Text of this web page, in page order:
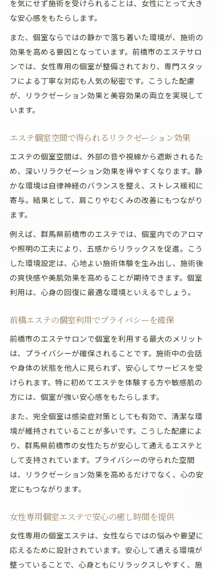
を気にせず施術を受けられることは、女性にとって大き
な安心感をもたらします。
また、個室ならではの静かで落ち着いた環境が、施術の
効果を高める要因となっています。前橋市のエステサロ
ンでは、女性専用の個室が整備されており、専門スタッ
フによる丁寧な対応も人気の秘密です。こうした配慮
が、リラクゼーション効果と美容効果の両立を実現して
います。
エステ個室空間で得られるリラクゼーション効果
エステの個室空間は、外部の音や視線から遮断されるた
め、深いリラクゼーション効果を得やすくなります。静
かな環境は自律神経のバランスを整え、ストレス緩和に
寄与。結果として、肩こりやむくみの改善にもつながり
ます。
例えば、群馬県前橋市のエステでは、個室内でのアロマ
や照明の工夫により、五感からリラックスを促進。こう
した環境設定は、心地よい施術体験を生み出し、施術後
の爽快感や美肌効果を高めることが期待できます。個室
利用は、心身の回復に最適な環境といえるでしょう。
前橋エステの個室利用でプライバシーを確保
前橋市のエステサロンで個室を利用する最大のメリット
は、プライバシーが確保されることです。施術中の会話
や身体の状態を他人に見られず、安心してサービスを受
けられます。特に初めてエステを体験する方や敏感肌の
方には、個室が強い安心感をもたらします。
また、完全個室は感染症対策としても有効で、清潔な環
境が維持されていることが多いです。こうした配慮によ
り、群馬県前橋市の女性たちが安心して通えるエステと
して支持されています。プライバシーの守られた空間
は、リラクゼーション効果を高めるだけでなく、心の安
定にもつながります。
女性専用個室エステで安心の癒し時間を提供
女性専用の個室エステは、女性ならではの悩みや要望に
応えるために設計されています。安心して通える環境が
整っていることで、心身ともにリラックスしやすく、施